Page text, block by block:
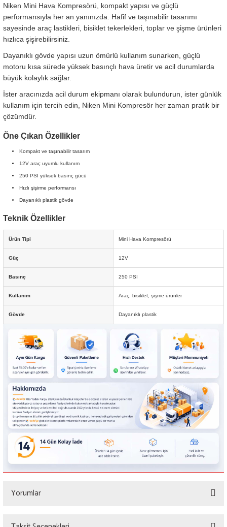
Niken Mini Hava Kompresörü, kompakt yapısı ve güçlü
performansıyla her an yanınızda. Hafif ve taşınabilir tasarımı
sayesinde araç lastikleri, bisiklet tekerlekleri, toplar ve şişme ürünleri
hızlıca şişirebilirsiniz.
Dayanıklı gövde yapısı uzun ömürlü kullanım sunarken, güçlü
motoru kısa sürede yüksek basınçlı hava üretir ve acil durumlarda
büyük kolaylık sağlar.
İster aracınızda acil durum ekipmanı olarak bulundurun, ister günlük
kullanım için tercih edin, Niken Mini Kompresör her zaman pratik bir
çözümdür.
Öne Çıkan Özellikler
Kompakt ve taşınabilir tasarım
12V araç uyumlu kullanım
250 PSI yüksek basınç gücü
Hızlı şişirme performansı
Dayanıklı plastik gövde
Teknik Özellikler
Ürün Tipi Mini Hava Kompresörü
Güç 12V
Basınç 250 PSI
Kullanım Araç, bisiklet, şişme ürünler
Gövde Dayanıklı plastik
Yorumlar